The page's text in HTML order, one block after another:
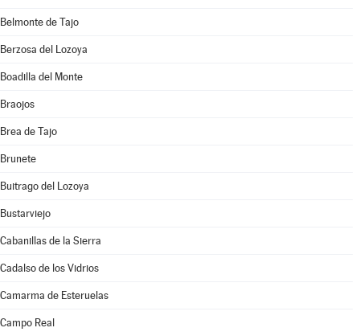
Belmonte de Tajo
Berzosa del Lozoya
Boadilla del Monte
Braojos
Brea de Tajo
Brunete
Buitrago del Lozoya
Bustarviejo
Cabanillas de la Sierra
Cadalso de los Vidrios
Camarma de Esteruelas
Campo Real